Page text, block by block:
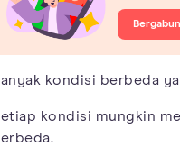
kondisi berbeda
kondisi mungkin